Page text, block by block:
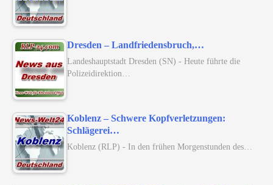
Dresden – Landfriedensbruch,…
Landeshauptstadt Dresden (SN) - Heute führte die
Polizeidirektion…
Koblenz – Schwere Kopfverletzungen:
Schlägerei…
Koblenz (RLP) - In den frühen Morgenstunden des…